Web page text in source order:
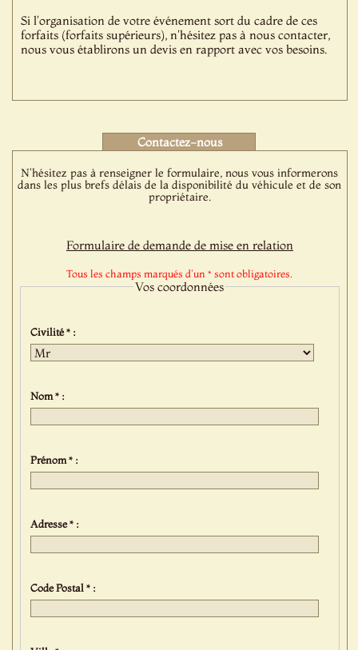
Si l'organisation de votre événement sort du cadre de ces
forfaits (forfaits supérieurs), n'hésitez pas à nous contacter,
nous vous établirons un devis en rapport avec vos besoins.
Contactez-nous
N'hésitez pas à renseigner le formulaire, nous vous informerons
dans les plus brefs délais de la disponibilité du véhicule et de son
propriétaire.
Formulaire de demande de mise en relation
Tous les champs marqués d'un * sont obligatoires.
Vos coordonnées
Civilité * :
Nom * :
Prénom * :
Adresse * :
Code Postal * :